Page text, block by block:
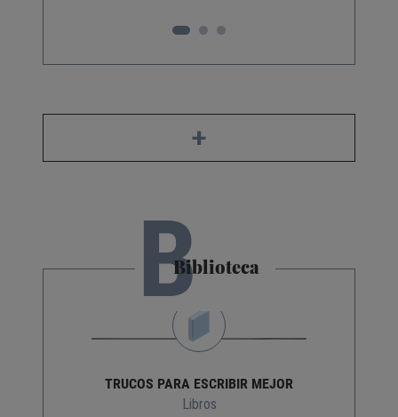
+
BBiblioteca
TRUCOS PARA ESCRIBIR MEJOR
Libros